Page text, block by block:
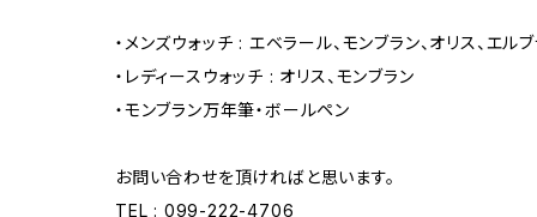
・メンズウォッチ : エベラール、モンブラン、オリス、エル
・レディースウォッチ : オリス、モンブラン
・モンブラン万年筆・ボールペン
お問い合わせを頂ければと思います。
TEL : 099-222-4706